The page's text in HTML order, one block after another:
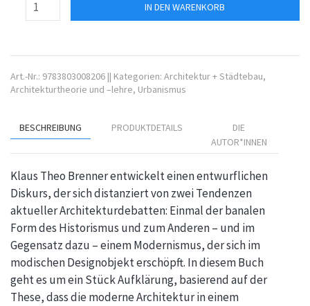
IN DEN WARENKORB
Art.-Nr.: 9783803008206 || Kategorien: Architektur + Städtebau,
Architekturtheorie und –lehre, Urbanismus
BESCHREIBUNG PRODUKTDETAILS
DIE
AUTOR*INNEN
Klaus Theo Brenner entwickelt einen entwurflichen
Diskurs, der sich distanziert von zwei Tendenzen
aktueller Architekturdebatten: Einmal der banalen
Form des Historismus und zum Anderen – und im
Gegensatz dazu – einem Modernismus, der sich im
modischen Designobjekt erschöpft. In diesem Buch
geht es um ein Stück Aufklärung, basierend auf der
These, dass die moderne Architektur in einem